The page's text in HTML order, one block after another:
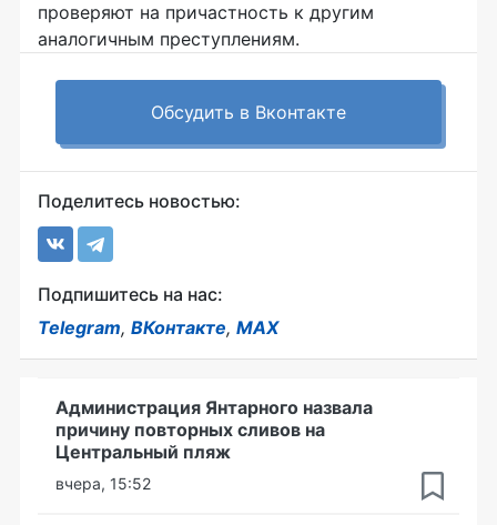
проверяют на причастность к другим
аналогичным преступлениям.
Обсудить в Вконтакте
Поделитесь новостью:
Подпишитесь на нас:
Telegram, ВКонтакте, MAX
Администрация Янтарного назвала
причину повторных сливов на
Центральный пляж
вчера, 15:52